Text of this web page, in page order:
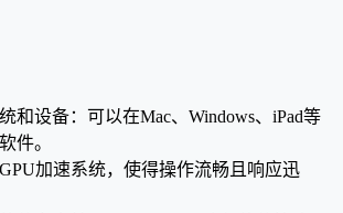
和设备：可以在Mac、Windows、iPad等
件。
加速系统，使得操作流畅且响应迅